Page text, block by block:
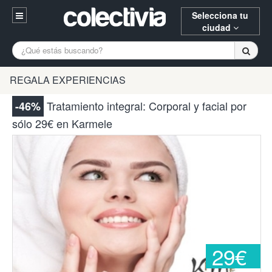
Selecciona tu
ciudad
Entrar
94 652 38 15 (L-V 10:30-15:00)
¿Necesitas ayuda? Escríbenos
A Coruña Alicante
Bilbao Burgos
Gijón Huesca
Palencia
Pamplona Santander Tarragona
Valencia Vitoria Zaragoza
REGALA EXPERIENCIAS
-46% Tratamiento integral: Corporal y facial por
sólo 29€ en Karmele
29€